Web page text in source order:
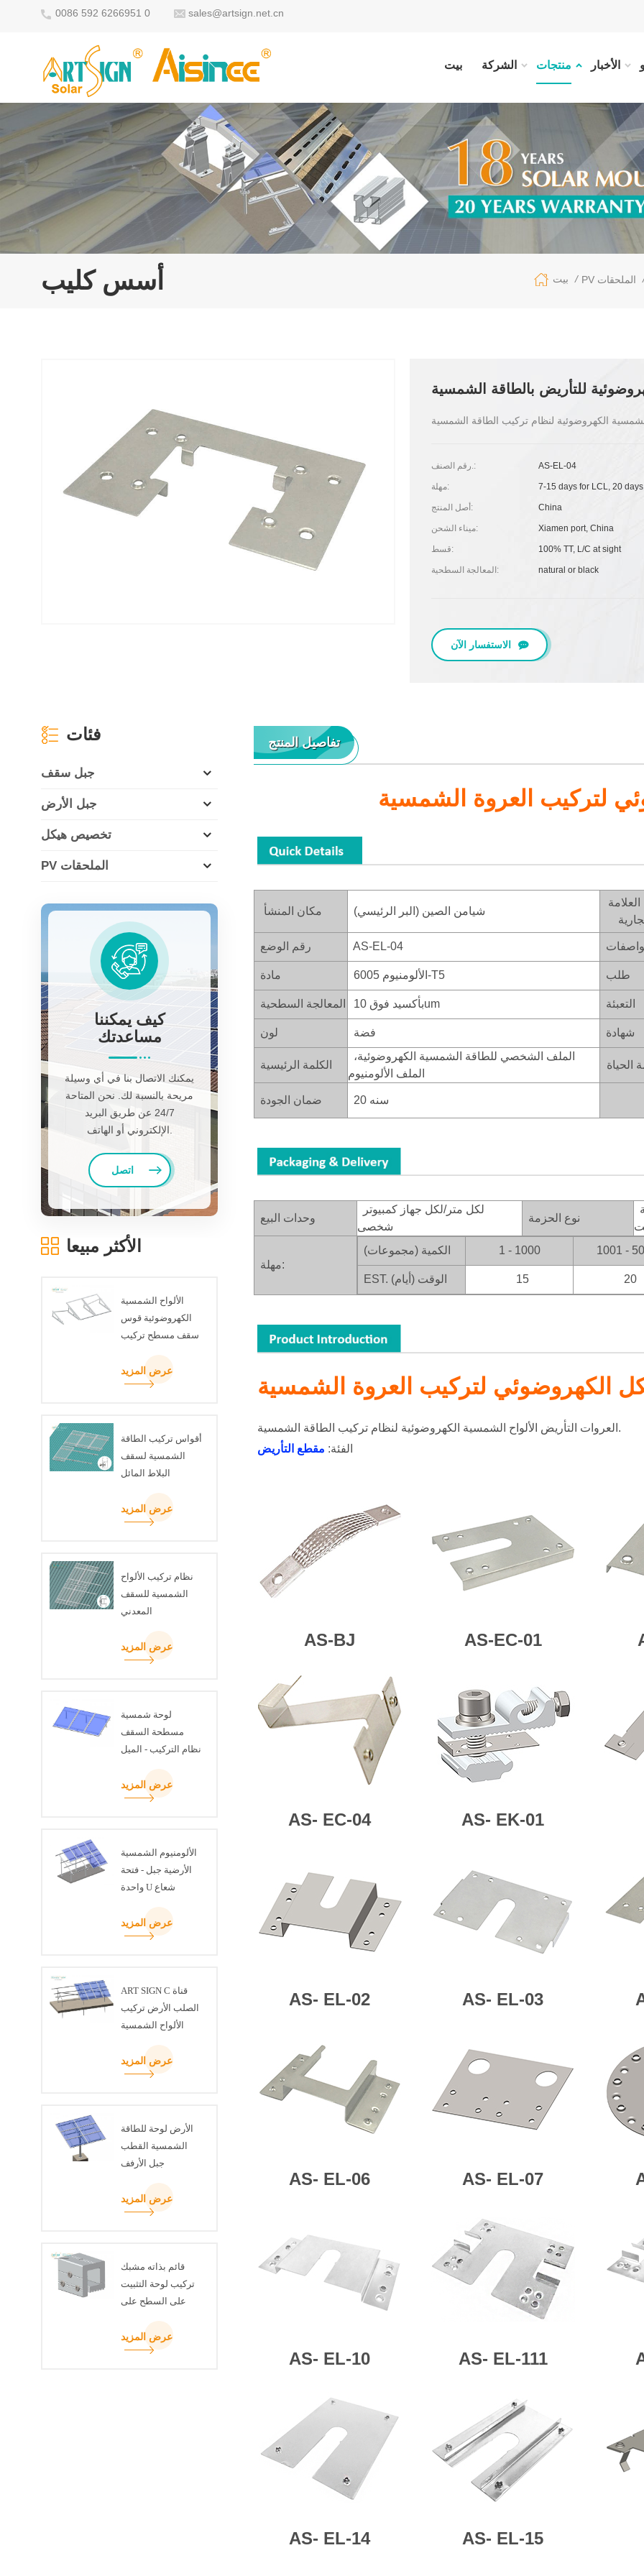
0086 592 6266951 0 sales@artsign.net.cn
بيت الشركة منتجات الأخبار
أسس كليب بيت / PV الملحقات
للتأريض بالطاقة الشمسية
رقم الصنف.: AS-EL-04
مهلة: 7-15 days for LCL, 20
أصل المنتج: China
ميناء الشحن: Xiamen port, China
قسط: 100% TT, L/C at sight
المعالجة السطحية: natural or black
الاستفسار الآن
تفاصيل المنتج
لتركيب العروة الشمسية
مكان المنشأ شيامن الصين (البر الرئيسي)
رقم الوضع AS-EL-04
مادة الألومنيوم 6005-T5 طلب
المعالجة السطحية بأكسيد فوق 10um التعبئة
لون فضة شهادة
الكلمة الرئيسية
الملف الألومنيوم
ضمان الجودة 20 سنه
وحدات البيع
شخصى
نوع الحزمة
مهلة:
الكمية (مجموعات) 1 - 1000 1001 -
EST. الوقت (أيام) 15 20
الكهروضوئي لتركيب العروة الشمسية
العروات التأريض الألواح الشمسية الكهروضوئية لنظام تركيب الطاقة الشمسية.
الفئة: مقطع التأريض
AS-BJ AS-EC-01
AS- EC-04 AS- EK-01
AS- EL-02 AS- EL-03
AS- EL-06 AS- EL-07
AS- EL-10 AS- EL-111
AS- EL-14 AS- EL-15
فئات
جبل سقف
جبل الأرض
تخصيص هيكل
PV الملحقات
كيف يمكننا
مساعدتك
يمكنك الاتصال بنا في أي وسيلة
مريحة بالنسبة لك. نحن المتاحة
24/7 عن طريق البريد
اتصل
الأكثر مبيعا
الألواح الشمسية
الكهروضوئية قوس
سقف مسطح تركيب
U
عرض المزيد
أقواس تركيب الطاقة
الشمسية لسقف
البلاط المائل
عرض المزيد
نظام تركيب الألواح
الشمسية للسقف
المعدني
عرض المزيد
لوحة شمسية
مسطحة السقف
نظام التركيب - الميل
عرض المزيد
الألومنيوم الشمسية
الأرضية جبل - فتحة
واحدة U شعاع
عرض المزيد
ART SIGN C قناة
الصلب الأرض تركيب
الألواح الشمسية
عرض المزيد
الأرض لوحة للطاقة
الشمسية القطب
جبل الأرفف
عرض المزيد
قائم بذاته مشبك
تركيب لوحة التثبيت
على السطح على
عرض المزيد